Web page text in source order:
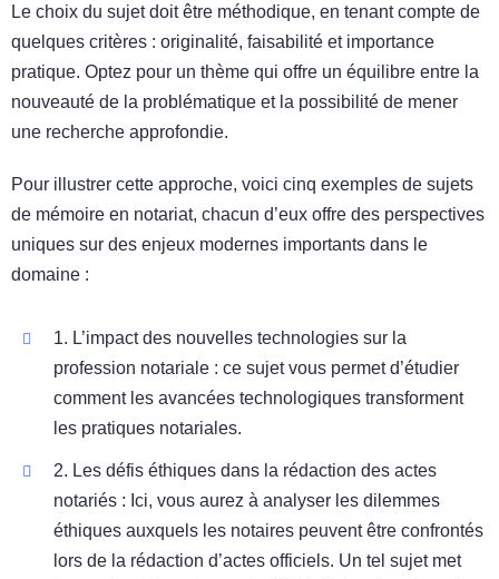
Le choix du sujet doit être méthodique, en tenant compte de
quelques critères : originalité, faisabilité et importance
pratique. Optez pour un thème qui offre un équilibre entre la
nouveauté de la problématique et la possibilité de mener
une recherche approfondie.
Pour illustrer cette approche, voici cinq exemples de sujets
de mémoire en notariat, chacun d’eux offre des perspectives
uniques sur des enjeux modernes importants dans le
domaine :
1. L’impact des nouvelles technologies sur la
profession notariale : ce sujet vous permet d’étudier
comment les avancées technologiques transforment
les pratiques notariales.
2. Les défis éthiques dans la rédaction des actes
notariés : Ici, vous aurez à analyser les dilemmes
éthiques auxquels les notaires peuvent être confrontés
lors de la rédaction d’actes officiels. Un tel sujet met